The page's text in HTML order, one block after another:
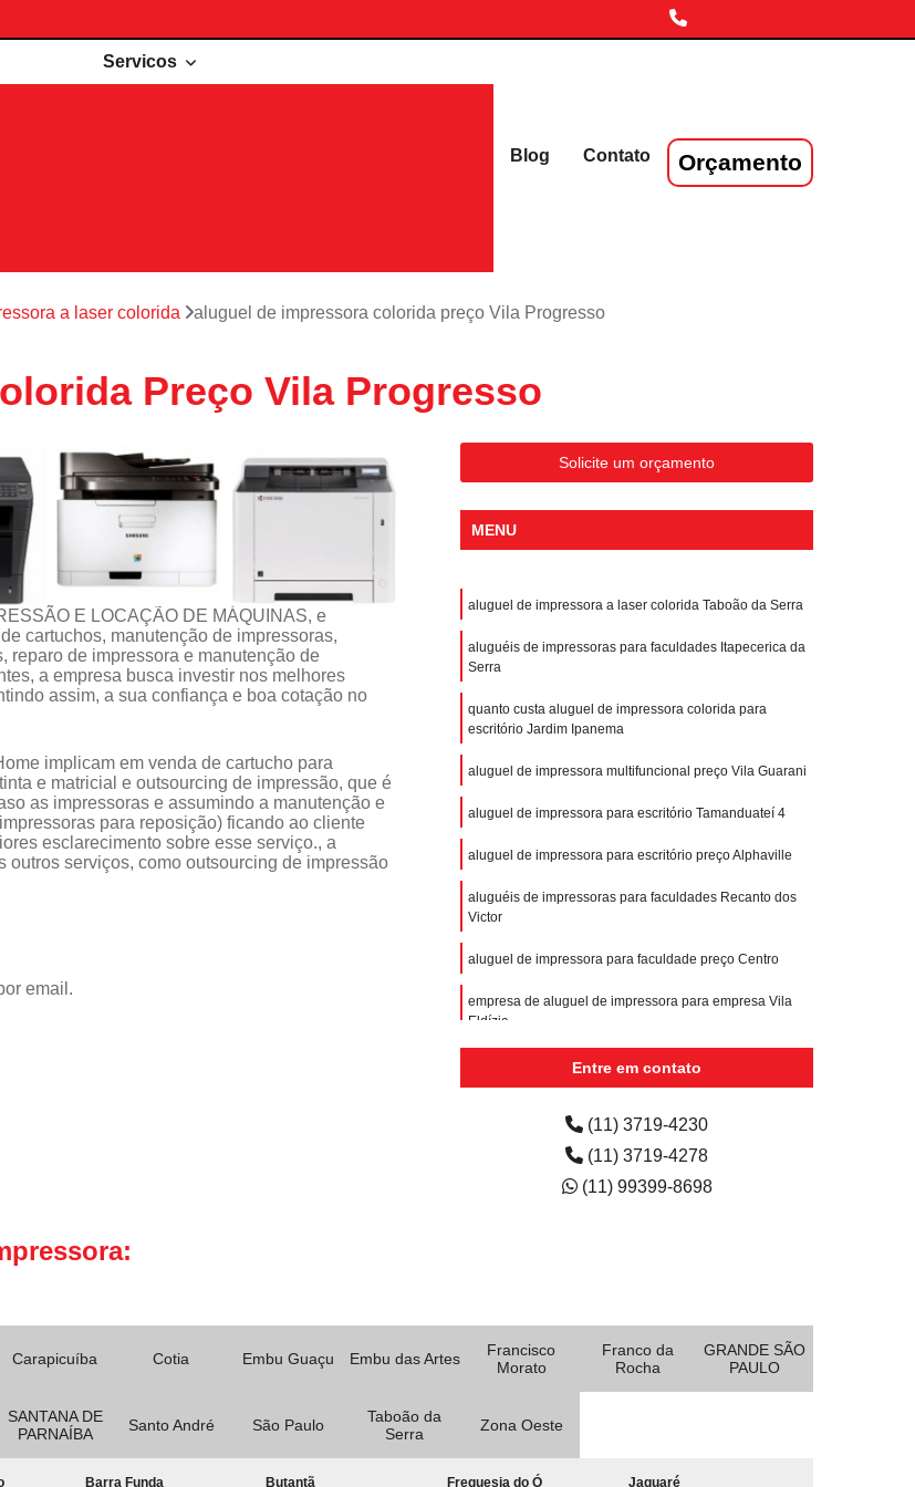
Servicos
Blog Contato Orçamento
a laser colorida aluguel de impressora colorida preço Vila Progresso
Preço Vila Progresso
E LOCAÇÃO DE MÁQUINAS, e
cartuchos, manutenção de impressoras,
reparo de impressora e manutenção de
a empresa busca investir nos melhores
assim, a sua confiança e boa cotação no
implicam em venda de cartucho para
e matricial e outsourcing de impressão, que é
as impressoras e assumindo a manutenção e
para reposição) ficando ao cliente
esclarecimento sobre esse serviço., a
outros serviços, como outsourcing de impressão
email.
Solicite um orçamento
MENU
aluguel de impressora a laser colorida Taboão da Serra
aluguéis de impressoras para faculdades Itapecerica da
Serra
quanto custa aluguel de impressora colorida para
escritório Jardim Ipanema
aluguel de impressora multifuncional preço Vila Guarani
aluguel de impressora para escritório Tamanduateí 4
aluguel de impressora para escritório preço Alphaville
aluguéis de impressoras para faculdades Recanto dos
Victor
aluguel de impressora para faculdade preço Centro
empresa de aluguel de impressora para empresa Vila
Eldízia
quanto custa aluguel de impressora para faculdade
Entre em contato
(11) 3719-4230
(11) 3719-4278
(11) 99399-8698
Carapicuíba Cotia Embu Guaçu Embu das Artes
Francisco
Morato
Franco da
Rocha
GRANDE SÃO
PAULO
SANTANA DE
PARNAÍBA
Santo André São Paulo
Taboão da
Serra
Zona Oeste
Barra Funda Butantã Freguesia do Ó Jaguaré